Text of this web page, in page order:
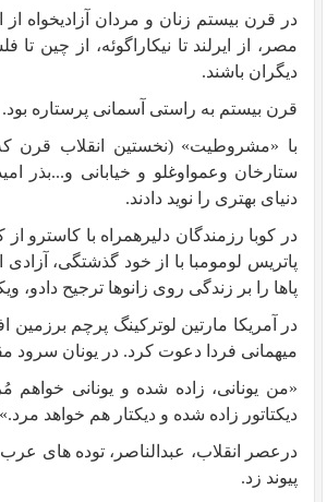
در قرن بیستم زنان و مردان آزادیخواه از
مصر، از ایرلند تا نیکاراگوئه، از
دیگران باشند.
قرن بیستم به راستی آسمانی پرستاره بود.
با «مشروطیت» (نخستین انقلاب قرن
ستارخان وعمواوغلو و خیابانی و...بذر
دنیای بهتری را نوید دادند.
در کوبا رزمندگان دلیرهمراه با کاسترو
پاتریس لومومبا با از خود گذشتگی،
پاها را بر زندگی روی زانوها ترجیح
در آمریکا مارتین لوترکینگ پرچم
میهمانی فردا دعوت کرد. در یونان سرود
«من یونانی، زاده شده و یونانی
دیكتاتور زاده شده و دیكتار هم خواهد مرد.»
درعصر انقلاب، عبدالناصر، توده های
پیوند زد.